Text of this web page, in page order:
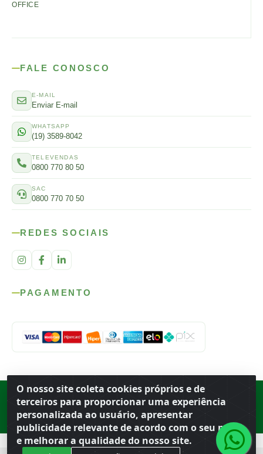
O nosso site coleta cookies próprios e de
terceiros para proporcionar uma experiência
personalizada ao usuário, apresentar
publicidade relevante de acordo com o seu perfil
e melhorar a qualidade do nosso site.
OFFICE
FALE CONOSCO
E-MAIL
Enviar E-mail
WHATSAPP
(19) 3589-8042
TELEVENDAS
0800 770 80 50
SAC
0800 770 70 50
REDES SOCIAIS
PAGAMENTO
Rod. SP-215, s/n, km 98 — Área Rural Porto Ferreira ·BR
· CEP
· CNPJ 56.679.863/0001-91
© 2026 Atacado Ideal